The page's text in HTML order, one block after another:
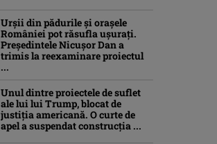
Urșii din pădurile și orașele
României pot răsufla ușurați.
Președintele Nicușor Dan a
trimis la reexaminare proiectul
...
Unul dintre proiectele de suflet
ale lui lui Trump, blocat de
justiția americană. O curte de
apel a suspendat construcția ...